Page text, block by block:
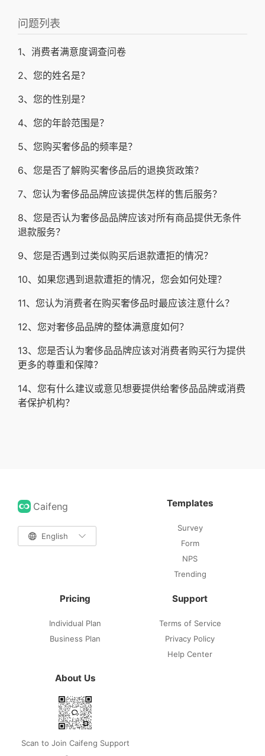
问题列表
1、消费者满意度调查问卷
2、您的姓名是？
3、您的性别是？
4、您的年龄范围是？
5、您购买奢侈品的频率是？
6、您是否了解购买奢侈品后的退换货政策？
7、您认为奢侈品品牌应该提供怎样的售后服务？
8、您是否认为奢侈品品牌应该对所有商品提供无条件
退款服务？
9、您是否遇到过类似购买后退款遭拒的情况？
10、如果您遇到退款遭拒的情况，您会如何处理？
11、您认为消费者在购买奢侈品时最应该注意什么？
12、您对奢侈品品牌的整体满意度如何？
13、您是否认为奢侈品品牌应该对消费者购买行为提供
更多的尊重和保障？
14、您有什么建议或意见想要提供给奢侈品品牌或消费
者保护机构？
Caifeng
 English 
Templates
Survey
Form
NPS
Trending
Pricing
Individual Plan
Business Plan
Support
Terms of Service
Privacy Policy
Help Center
About Us
Scan to Join Caifeng Support